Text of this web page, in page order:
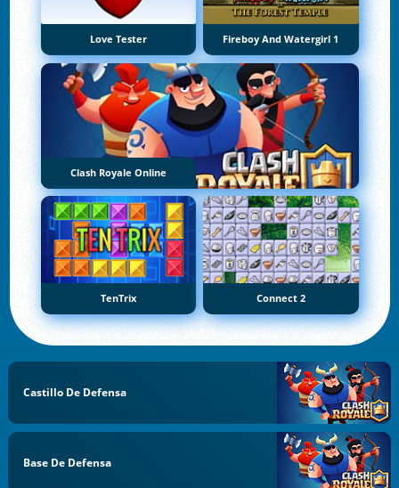
Love Tester Fireboy And Watergirl 1
Clash Royale Online
TenTrix Connect 2
Castillo De Defensa
Base De Defensa